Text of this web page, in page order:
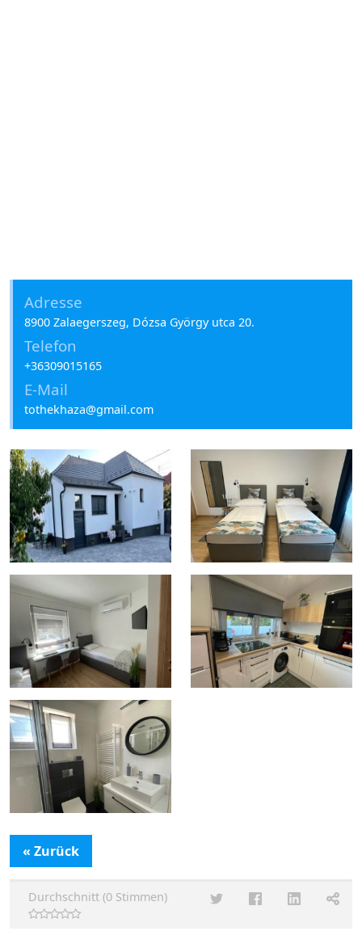
Adresse
8900 Zalaegerszeg, Dózsa György utca 20.
Telefon
+36309015165
E-Mail
tothekhaza@gmail.com
« Zurück
Durchschnitt (0 Stimmen)